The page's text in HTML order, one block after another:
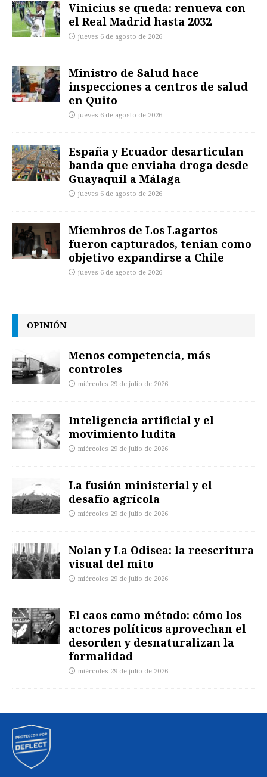
Vinicius se queda: renueva con
el Real Madrid hasta 2032
jueves 6 de agosto de 2026
Ministro de Salud hace
inspecciones a centros de salud
en Quito
jueves 6 de agosto de 2026
España y Ecuador desarticulan
banda que enviaba droga desde
Guayaquil a Málaga
jueves 6 de agosto de 2026
Miembros de Los Lagartos
fueron capturados, tenían como
objetivo expandirse a Chile
jueves 6 de agosto de 2026
OPINIÓN
Menos competencia, más
controles
miércoles 29 de julio de 2026
Inteligencia artificial y el
movimiento ludita
miércoles 29 de julio de 2026
La fusión ministerial y el
desafío agrícola
miércoles 29 de julio de 2026
Nolan y La Odisea: la reescritura
visual del mito
miércoles 29 de julio de 2026
El caos como método: cómo los
actores políticos aprovechan el
desorden y desnaturalizan la
formalidad
miércoles 29 de julio de 2026